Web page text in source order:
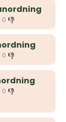
0 👎
0 👎
0 👎